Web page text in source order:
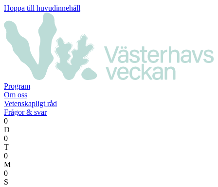
Hoppa till huvudinnehåll
Program
Om oss
Vetenskapligt råd
Frågor & svar
0
D
0
T
0
M
0
S